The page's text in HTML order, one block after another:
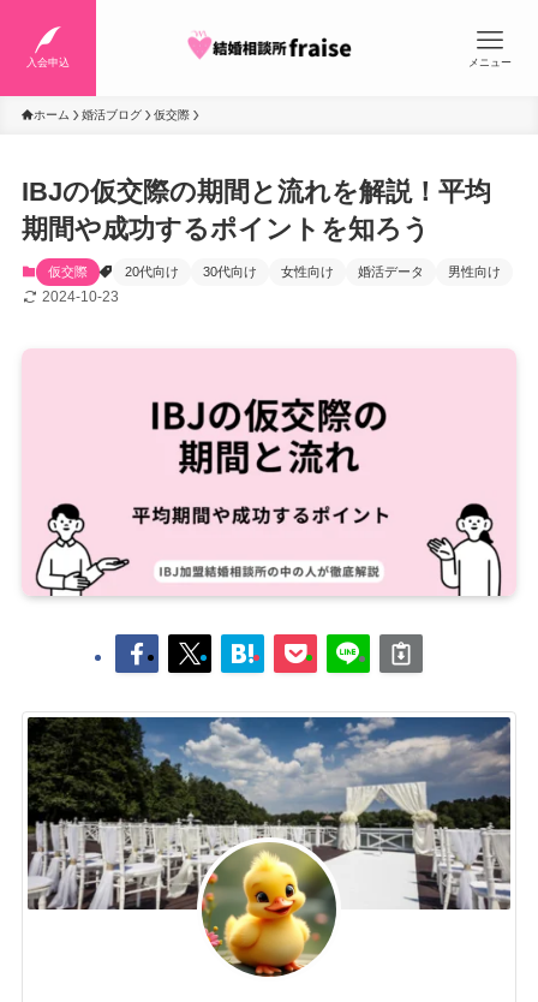
入会申込 メニュー
ホーム 婚活ブログ 仮交際
IBJの仮交際の期間と流れを解説！平均
期間や成功するポイントを知ろう
仮交際 20代向け 30代向け 女性向け 婚活データ 男性向け
2024-10-23